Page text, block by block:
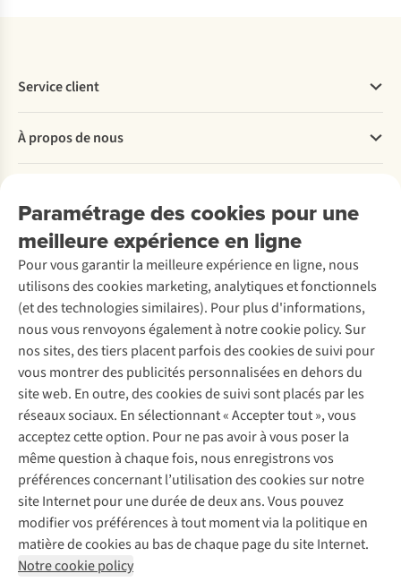
Paramétrage des cookies pour une
meilleure expérience en ligne
Pour vous garantir la meilleure expérience en ligne, nous
utilisons des cookies marketing, analytiques et fonctionnels
(et des technologies similaires). Pour plus d'informations,
nous vous renvoyons également à notre cookie policy. Sur
nos sites, des tiers placent parfois des cookies de suivi pour
vous montrer des publicités personnalisées en dehors du
site web. En outre, des cookies de suivi sont placés par les
réseaux sociaux. En sélectionnant « Accepter tout », vous
acceptez cette option. Pour ne pas avoir à vous poser la
même question à chaque fois, nous enregistrons vos
préférences concernant l’utilisation des cookies sur notre
site Internet pour une durée de deux ans. Vous pouvez
modifier vos préférences à tout moment via la politique en
matière de cookies au bas de chaque page du site Internet.
Notre cookie policy
Service client
Commander
Payer
Retourner
Rétractation d'une commande
Entretien & réparations
Garantie
Contactez-nous
À propos de nous
Entreprise responsable
À propos d’Ayacucho
Nos magasins
À propos d’A.S.Adventure
Déclaration d'accessibilité
Location / Location sports d’hiver
Seconde-main
Entretien de ski
Service de lavage
Entretien de chaussures
Réparation de chaussures
Réparation de vêtements
Retouches
Pour les entreprises
Découvrez
A.S.Magazine
Explore Camp
Expertise & conseils
Abonnez-vous à la newsletter
Suivez-nous
Mentions légales
Politique de confidentialité
Conditions générales
Cookie Policy